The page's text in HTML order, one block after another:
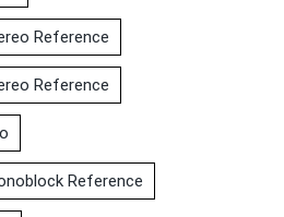
Reference
Reference
Reference